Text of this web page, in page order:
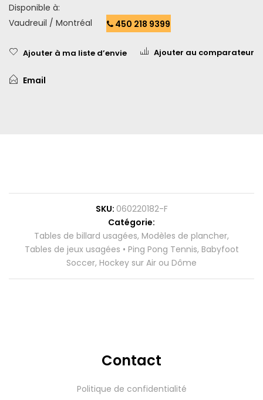
Disponible à:
Vaudreuil / Montréal
450 218 9399
Ajouter à ma liste d’envie Ajouter au comparateur
Email
SKU 060220182-F
Catégorie
Tables de billard usagées, Modèles de plancher,
Tables de jeux usagées • Ping Pong Tennis, Babyfoot
Soccer, Hockey sur Air ou Dôme
Contact
Politique de confidentialité